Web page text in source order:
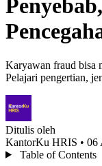
Karyawan fraud bisa
Pelajari pengertian,
Ditulis oleh
KantorKu HRIS • 06
Table of Contents